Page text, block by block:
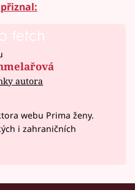
fetch
autora
webu Prima ženy.
i zahraničních